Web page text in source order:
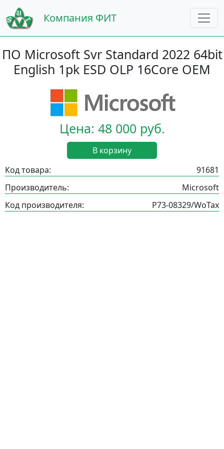
Компания ФИТ
ПО Microsoft Svr Standard 2022 64bit
English 1pk ESD OLP 16Core OEM
Цена: 48 000 руб.
В корзину
Код товара:
91681
Производитель:
Microsoft
Код производителя:
P73-08329/WoTax